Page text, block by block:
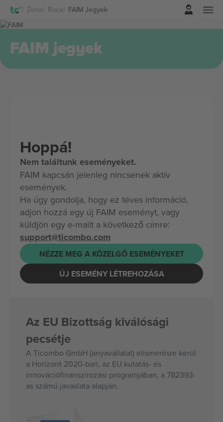
Zene Rock FAIM Jegyek
FAIM jegyek
Hoppá!
Nem találtunk eseményeket.
FAIM kapcsán jelenleg nincsenek aktív
események.
Ha úgy gondolja, hogy ez téves információ,
adjon hozzá egy új FAIM eseményt, vagy
küldjön egy e-mailt a következő címre:
support@ticombo.com
NÉZZE MEG A KÖZELGŐ ESEMÉNYEKET
ÚJ ESEMÉNY LÉTREHOZÁSA
Az EU Bizottság kiválósági
pecsétje
A Ticombo GmbH (anyavállalat) elismerésre kerül
a Horizont 2020-ban, az EU kutatás- és
innovációfinanszírozási programjában, a 782393-
as számú javaslata alapján.